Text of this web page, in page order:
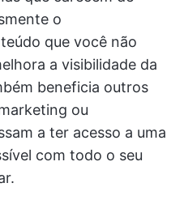
o
que você não
a visibilidade da
beneficia outros
ou
a ter acesso a uma
com todo o seu